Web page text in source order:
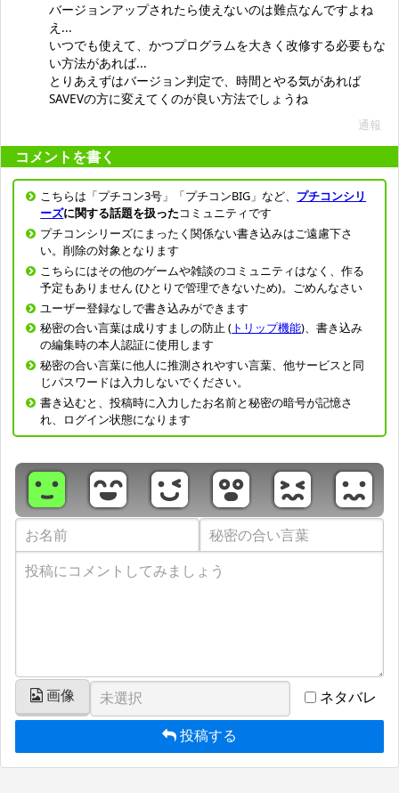
バージョンアップされたら使えないのは難点なんですよね
え...
いつでも使えて、かつプログラムを大きく改修する必要もな
い方法があれば...
とりあえずはバージョン判定で、時間とやる気があれば
SAVEVの方に変えてくのが良い方法でしょうね
通報
コメントを書く
こちらは「プチコン3号」「プチコンBIG」など、 プチコンシリ
ーズに関する話題を扱ったコミュニティです
プチコンシリーズにまったく関係ない書き込みはご遠慮下さ
い。削除の対象となります
こちらにはその他のゲームや雑談のコミュニティはなく、作る
予定もありません (ひとりで管理できないため)。ごめんなさい
ユーザー登録なしで書き込みができます
秘密の合い言葉は成りすましの防止 ( トリップ機能)、書き込み
の編集時の本人認証に使用します
秘密の合い言葉に他人に推測されやすい言葉、他サービスと同
じパスワードは入力しないでください。
書き込むと、投稿時に入力したお名前と秘密の暗号が記憶さ
れ、ログイン状態になります
画像 ネタバレ
投稿する